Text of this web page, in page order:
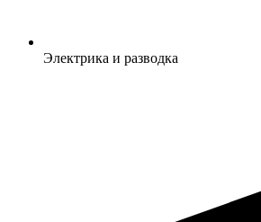
Электрика и разводка